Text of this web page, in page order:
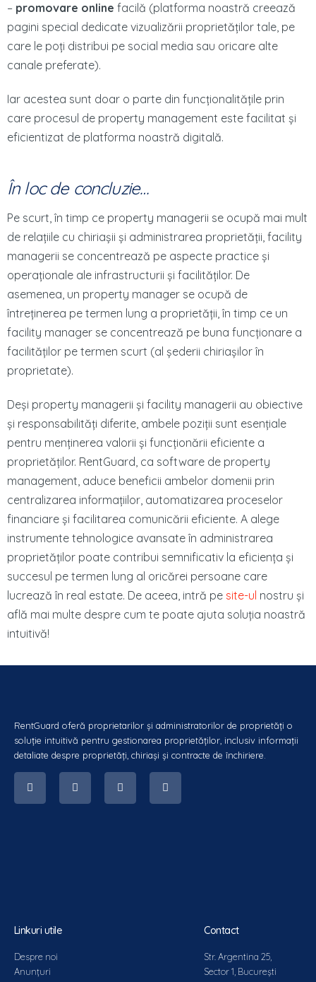
– promovare online facilă (platforma noastră creează
pagini special dedicate vizualizării proprietăților tale, pe
care le poți distribui pe social media sau oricare alte
canale preferate).
Iar acestea sunt doar o parte din funcționalitățile prin
care procesul de property management este facilitat și
eficientizat de platforma noastră digitală.
În loc de concluzie…
Pe scurt, în timp ce property managerii se ocupă mai mult
de relațiile cu chiriașii și administrarea proprietății, facility
managerii se concentrează pe aspecte practice și
operaționale ale infrastructurii și facilităților. De
asemenea, un property manager se ocupă de
întreținerea pe termen lung a proprietății, în timp ce un
facility manager se concentrează pe buna funcționare a
facilităților pe termen scurt (al șederii chiriașilor în
proprietate).
Deși property managerii și facility managerii au obiective
și responsabilități diferite, ambele poziții sunt esențiale
pentru menținerea valorii și funcționării eficiente a
proprietăților. RentGuard, ca software de property
management, aduce beneficii ambelor domenii prin
centralizarea informațiilor, automatizarea proceselor
financiare și facilitarea comunicării eficiente. A alege
instrumente tehnologice avansate în administrarea
proprietăților poate contribui semnificativ la eficiența și
succesul pe termen lung al oricărei persoane care
lucrează în real estate. De aceea, intră pe site-ul nostru și
află mai multe despre cum te poate ajuta soluția noastră
intuitivă!
RentGuard oferă proprietarilor și administratorilor de proprietăți o
soluție intuitivă pentru gestionarea proprietăților, inclusiv informații
detaliate despre proprietăți, chiriași și contracte de închiriere.
Linkuri utile
Despre noi
Anunțuri
Contact
Str. Argentina 25,
Sector 1, București